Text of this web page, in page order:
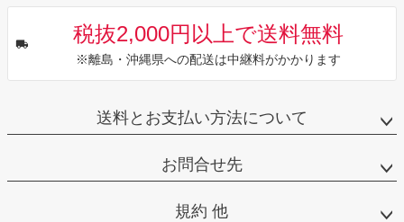
税抜2,000円以上で送料無料
※離島・沖縄県への配送は中継料がかかります
送料とお支払い方法について
お問合せ先
規約 他